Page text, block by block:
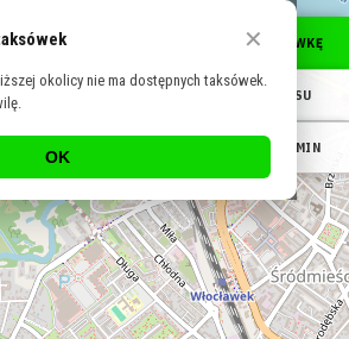
ZNAJDŹ TAKSÓWKĘ
SZUKAJ ADRESU
WYCEŃ NA TERMIN
✕
okolicy nie ma dostępnych taksówek.
OK
taksówki w okolicy (na żywo):
Taxi Szczecin
taksówki w Twojej okolicy →